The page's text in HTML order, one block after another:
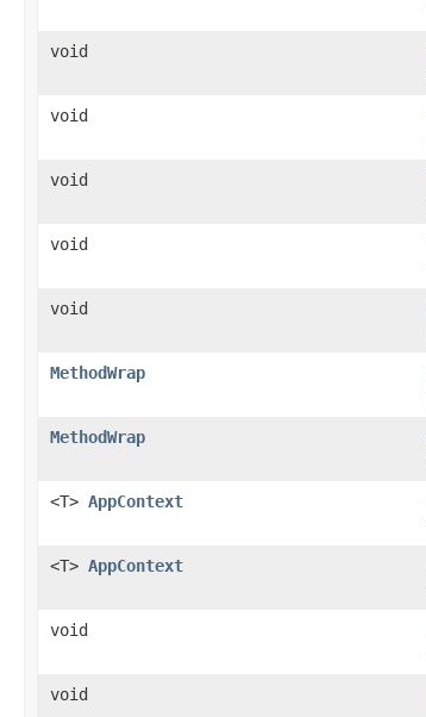
void
void
void
void
void
MethodWrap
MethodWrap
<T> AppContext
<T> AppContext
void
void